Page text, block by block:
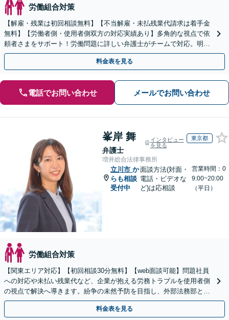
労働組合対策
【解雇・残業は初回相談無料】【不当解雇・未払残業代請求は着手金
無料】【労働者側・使用者側双方の対応実績あり】多角的な視点で依
頼者さまをサポート！労働問題に詳しい弁護士がチームで対応。明快
な料金設定／初回相談の際にご説明【休日・夜間相談可】
料金表を見る
電話でお問い合わせ メールでお問い合わせ
峯岸 舞
弁護士
インタビュー
を見る
東京都
増井総合法律事務所
立川市 か
らも相談
受付中
面談方法(対面・
電話・ビデオな
ど)は応相談
営業時間：0
9:00~20:00
（平日）
労働組合対策
【関東エリア対応】【初回相談30分無料】【web面談可能】問題社員
への対応や未払い残業代など、企業が抱える労務トラブルを使用者側
の視点で解決へ導きます。紛争の未然予防を目指し、外部法務部とし
て顧問契約を通じた充実のサポートを提供しております
料金表を見る